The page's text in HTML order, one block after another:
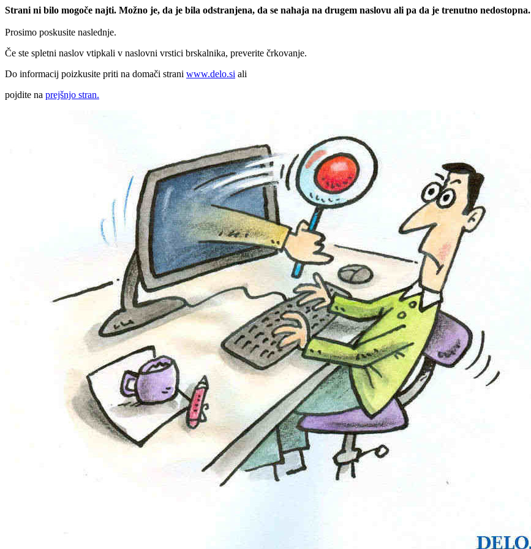
Strani ni bilo mogoče najti. Možno je, da je bila odstranjena, da se nahaja na drugem naslovu ali pa da je trenutno nedostopna.
Prosimo poskusite naslednje.
Če ste spletni naslov vtipkali v naslovni vrstici brskalnika, preverite črkovanje.
Do informacij poizkusite priti na domači strani www.delo.si ali
pojdite na prejšnjo stran.